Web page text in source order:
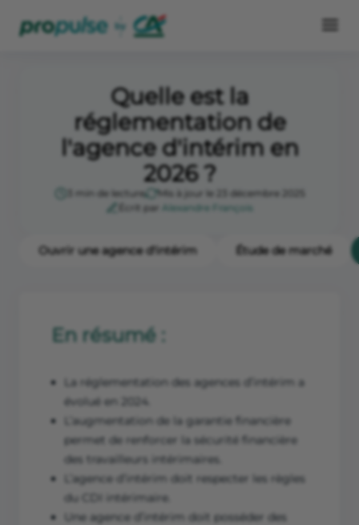
Quelle est la
réglementation de
l'agence d'intérim en
2026 ?
3 min de lecture
Mis à jour le 23 décembre 2025
Écrit par
Alexandre François
Ouvrir une agence d'intérim Étude de marché
En résumé :
La réglementation des agences d’intérim a
évolué en 2024.
L’augmentation de la garantie financière
permet de renforcer la sécurité financière
des travailleurs intérimaires.
L’agence d’intérim doit respecter les règles
du CDI intérimaire.
Une agence d’intérim doit posséder des